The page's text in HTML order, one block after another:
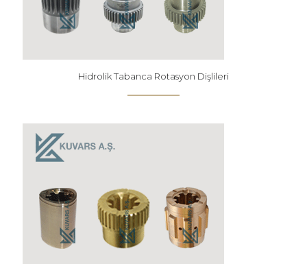
Hidrolik Tabanca Rotasyon Dişlileri